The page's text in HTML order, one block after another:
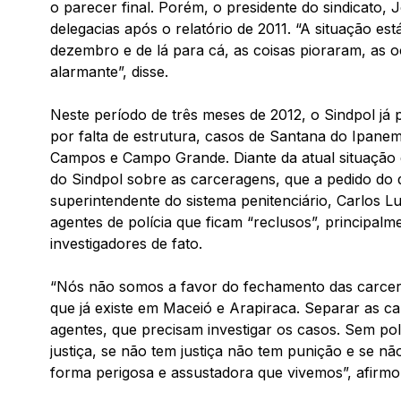
o parecer final. Porém, o presidente do sindicato,
delegacias após o relatório de 2011. “A situação
dezembro e de lá para cá, as coisas pioraram, as
alarmante”, disse.
Neste período de três meses de 2012, o Sindpol
por falta de estrutura, casos de Santana do
Campos e Campo Grande. Diante da atual
do Sindpol sobre as carceragens, que a pedido
superintendente do sistema penitenciário, Carlos
agentes de polícia que ficam “reclusos”,
investigadores de fato.
“Nós não somos a favor do fechamento das
que já existe em Maceió e Arapiraca. Separar as
agentes, que precisam investigar os casos. Sem
justiça, se não tem justiça não tem punição e se
forma perigosa e assustadora que vivemos”,